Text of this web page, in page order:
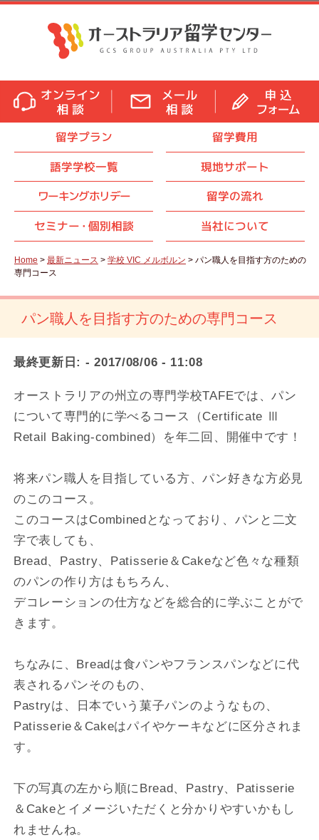
留学プラン
留学費用
語学学校一覧
現地サポート
ワーキングホリデー
留学の流れ
セミナー・ 個別相談 当社について
Home > 最新ニュース > 学校 VIC メルボルン > パン職人を目指す方のための
専門コース
パン職人を目指す方のための専門コース
最終更新日: - 2017/08/06 - 11:08
オーストラリアの州立の専門学校TAFEでは、パン
について専門的に学べるコース（Certificate Ⅲ
Retail Baking-combined）を年二回、開催中です！
将来パン職人を目指している方、パン好きな方必見
のこのコース。
このコースはCombinedとなっており、パンと二文
字で表しても、
Bread、Pastry、Patisserie＆Cakeなど色々な種類
のパンの作り方はもちろん、
デコレーションの仕方などを総合的に学ぶことがで
きます。
ちなみに、Breadは食パンやフランスパンなどに代
表されるパンそのもの、
Pastryは、日本でいう菓子パンのようなもの、
Patisserie＆Cakeはパイやケーキなどに区分されま
す。
下の写真の左から順にBread、Pastry、Patisserie
＆Cakeとイメージいただくと分かりやすいかもし
れませんね。